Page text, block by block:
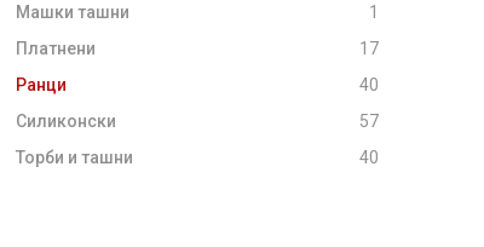
Машки ташни
1
Платнени
17
Ранци
40
Силиконски
57
Торби и ташни
40